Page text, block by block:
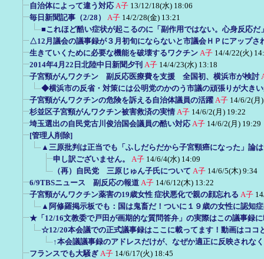
自治体によって違う対応 A子 13/12/18(水) 18:06
毎日新聞記事（2/28）
A子 14/2/28(金) 13:21
■これほど酷い症状が起こるのに「副作用ではない。心身反応だ
△12月議会の議事録が３月初旬にならないと市議会ＨＰにアップさ
生きていくために必要な機能を破壊するワクチン A子 14/4/22(火)
2014年4月22日北陸中日新聞夕刊 A子 14/4/23(水) 13:18
子宮頸がんワクチン 副反応医療費を支援 全国初、横浜市が検討
◆横浜市の反省・対策には公明党のかのう市議の頑張りが大き
子宮頸がんワクチンの危険を訴える自治体議員の活躍 A子 14/6/2(月
杉並区子宮頸がんワクチン被害救済の実情 A子 14/6/2(月) 19:22
埼玉選出の自民党古川俊治国会議員の酷い対応 A子 14/6/2(月) 19:29
[管理人削除]
▲三原批判は正当でも「ふしだらだから子宮頸癌になった」論
申し訳ございません。
A子 14/6/4(水) 14:09
（再）自民党 三原じゅん子氏について A子 14/6/5(木) 9:34
6/9TBSニュース 副反応の報道 A子 14/6/12(木) 13:22
子宮頸がんワクチン薬害の19歳女性 症状悪化で親の顔忘れる A子
▲阿修羅掲示板でも：国は鬼畜だ！ついに１９歳の女性に認知
★「12/16文教委で戸田が画期的な質問答弁」の実際はこの議事録
☆12/20本会議での正式議事録はここに載ってます！動画はココ
↑本会議議事録のアドレスだけが、なぜか適正に反映されな
フランスでも大騒ぎ A子 14/6/17(火) 18:45